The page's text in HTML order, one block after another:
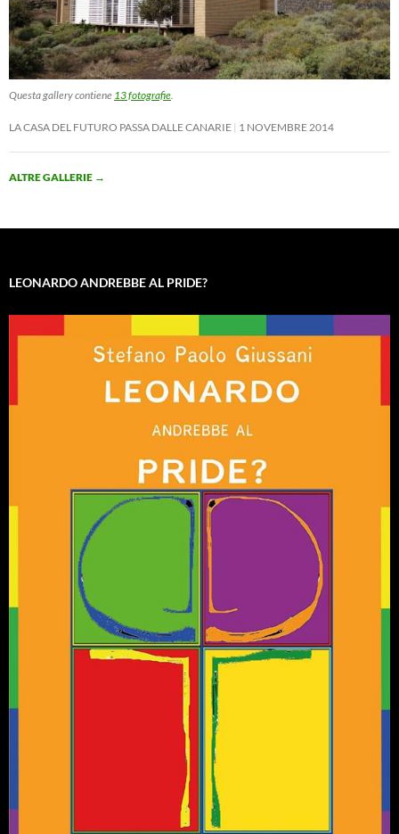
Questa gallery contiene 13 fotografie
LA CASA DEL FUTURO PASSA DALLE CANARIE 1 NOVEMBRE 2014
ALTRE GALLERIE →
LEONARDO ANDREBBE AL PRIDE?